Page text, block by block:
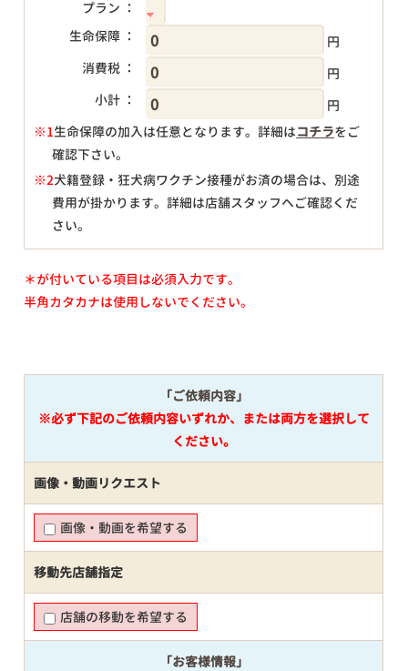
プラン ：
生命保障 ：
円
消費税 ：
円
小計 ：
円
※1生命保障の加入は任意となります。詳細はコチラをご
確認下さい。
※2犬籍登録・狂犬病ワクチン接種がお済の場合は、別途
費用が掛かります。詳細は店舗スタッフへご確認くだ
さい。
＊が付いている項目は必須入力です。
半角カタカナは使用しないでください。
「ご依頼内容」
※必ず下記のご依頼内容いずれか、または両方を選択して
ください。
画像・動画リクエスト
画像・動画を希望する
移動先店舗指定
店舗の移動を希望する
「お客様情報」